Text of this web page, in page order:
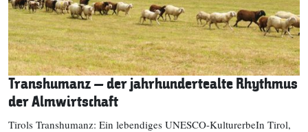
Transhumanz – der jahrhundertealte Rhythmus
der Almwirtschaft
Tirols Transhumanz: Ein lebendiges UNESCO-KulturerbeIn Tirol,